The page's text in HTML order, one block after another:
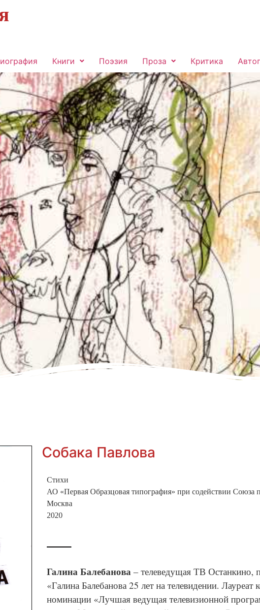
Книги Поэзия Проза Критика
Собака Павлова
Стихи
АО «Первая Образцовая типография» при содействии Союза
Москва
2020
Галина Балебанова– телеведущая ТВ Останкино,
«Галина Балебанова 25 лет на телевидении. Лауреат
номинации «Лучшая ведущая телевизионной